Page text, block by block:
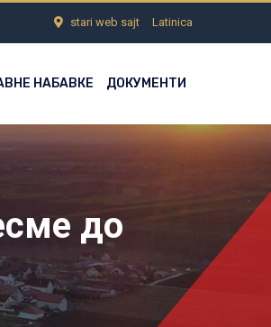
stari web sajt Latinica
НАБАВКЕ ДОКУМЕНТИ
до